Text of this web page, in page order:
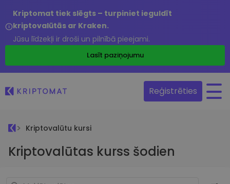
Kriptomat tiek slēgts – turpiniet ieguldīt
kriptovalūtās ar Kraken.
Jūsu līdzekļi ir droši un pilnībā pieejami.
Lasīt paziņojumu
Reģistrēties
Kriptovalūtu kursi
Kriptovalūtas kurss šodien